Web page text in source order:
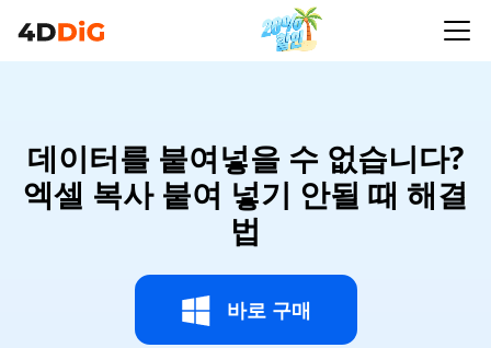
데이터를 붙여넣을 수 없습니다?
엑셀 복사 붙여 넣기 안될 때 해결
법
바로 구매